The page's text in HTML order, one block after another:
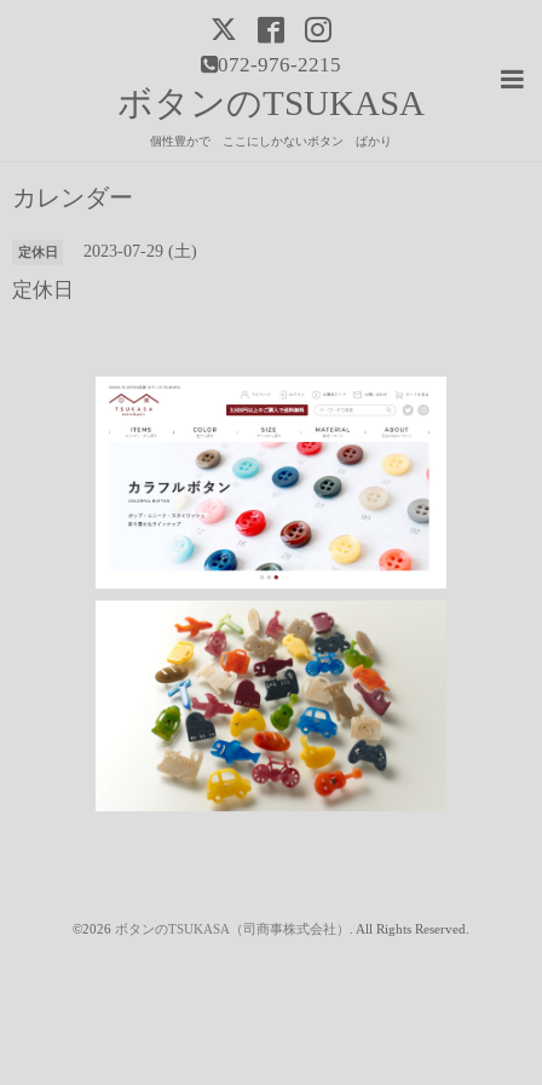
072-976-2215
ボタンのTSUKASA
個性豊かで ここにしかないボタン ばかり
カレンダー
定休日 2023-07-29 (土)
定休日
©2026 ボタンのTSUKASA（司商事株式会社） . All Rights Reserved.